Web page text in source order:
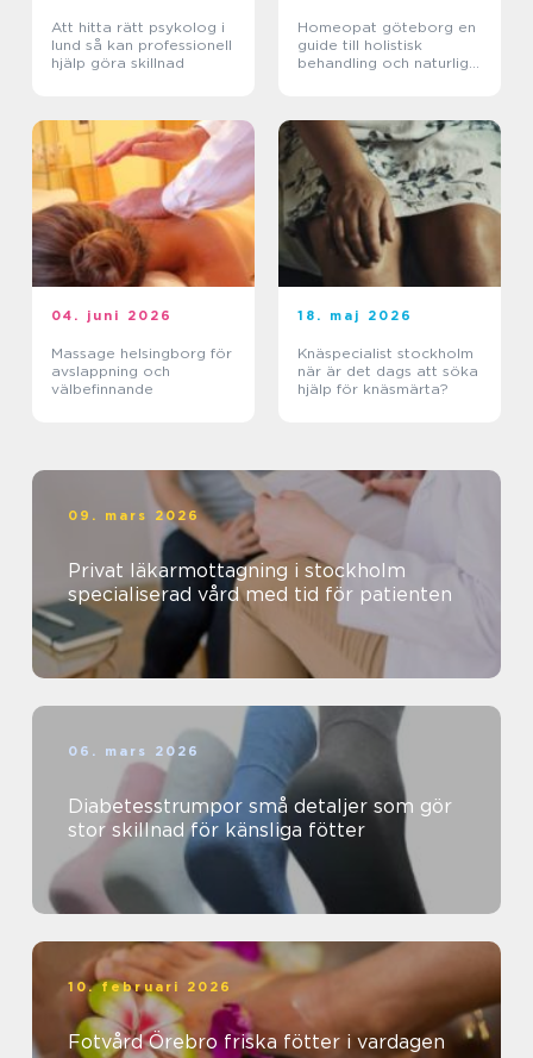
Att hitta rätt psykolog i
lund så kan professionell
hjälp göra skillnad
Homeopat göteborg en
guide till holistisk
behandling och naturlig
04. juni 2026
Massage helsingborg för
avslappning och
välbefinnande
18. maj 2026
Knäspecialist stockholm
när är det dags att söka
hjälp för knäsmärta?
09. mars 2026
Privat läkarmottagning i stockholm
specialiserad vård med tid för patienten
06. mars 2026
Diabetesstrumpor små detaljer som gör
stor skillnad för känsliga fötter
10. februari 2026
Fotvård Örebro friska fötter i vardagen